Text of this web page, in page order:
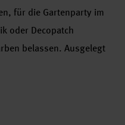
für die Gartenparty im
oder Decopatch
belassen. Ausgelegt